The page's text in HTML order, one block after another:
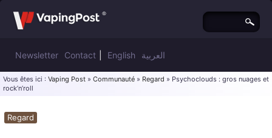
Newsletter Contact English العربية
Vous êtes ici : Vaping Post » Communauté » Regard » Psychoclouds : gros nuages et
rock’n’roll
Regard